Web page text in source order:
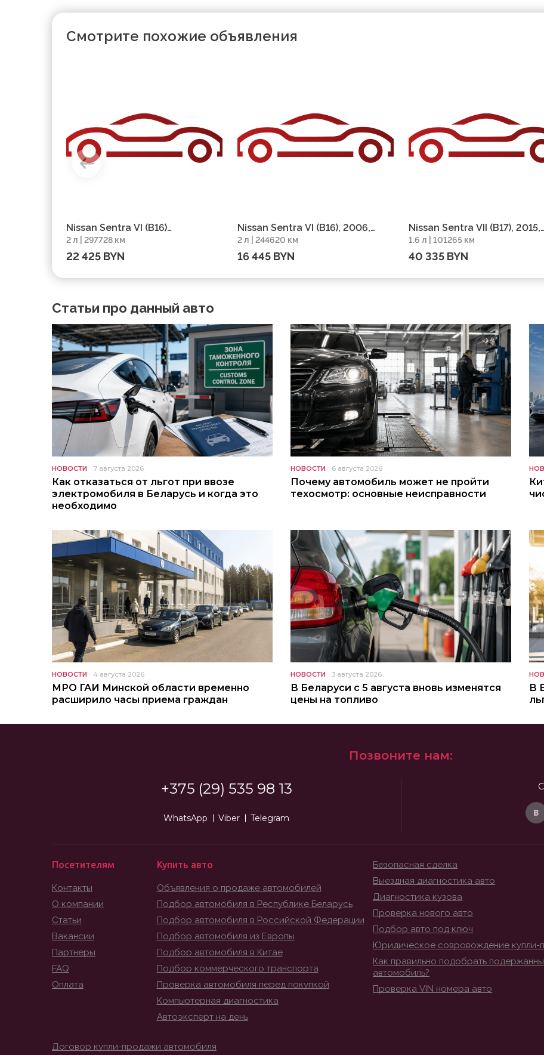
Смотрите похожие объявления
Nissan Sentra VI (B16)
Рестайлинг, 2012, пробег
297728 км
2 л | 297728 км
22 425 BYN
Nissan Sentra VI (B16), 2006,
пробег 244620 км
2 л | 244620 км
16 445 BYN
Nissan Sentra VII (B17), 2015,
пробег 101265 км
1.6 л | 101265 км
40 335 BYN
Статьи про данный авто
НОВОСТИ 7 августа 2026
Как отказаться от льгот при ввозе
электромобиля в Беларусь и когда это
необходимо
НОВОСТИ 6 августа 2026
Почему автомобиль может не пройти
техосмотр: основные неисправности
НОВОСТИ 4 августа 2026
МРО ГАИ Минской области временно
расширило часы приема граждан
НОВОСТИ 3 августа 2026
В Беларуси с 5 августа вновь изменятся
цены на топливо
В
Позвоните нам:
+375 (29) 535 98 13
WhatsApp Viber Telegram
Посетителям
Контакты
О компании
Статьи
Вакансии
Партнеры
FAQ
Оплата
Купить авто
Объявления о продаже автомобилей
Подбор автомобиля в Республике Беларусь
Подбор автомобиля в Российской Федерации
Подбор автомобиля из Европы
Подбор автомобиля в Китае
Подбор коммерческого транспорта
Проверка автомобиля перед покупкой
Компьютерная диагностика
Автоэксперт на день
Безопасная сделка
Выездная диагностика авто
Диагностика кузова
Проверка нового авто
Подбор авто под ключ
Юридическое совровождение купли-
Как правильно подобрать
автомобиль?
Проверка VIN номера авто
Договор купли-продажи автомобиля